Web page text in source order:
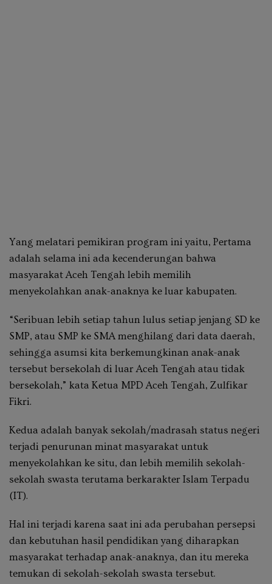
Yang melatari pemikiran program ini yaitu, Pertama
adalah selama ini ada kecenderungan bahwa
masyarakat Aceh Tengah lebih memilih
menyekolahkan anak-anaknya ke luar kabupaten.
“Seribuan lebih setiap tahun lulus setiap jenjang SD ke
SMP, atau SMP ke SMA menghilang dari data daerah,
sehingga asumsi kita berkemungkinan anak-anak
tersebut bersekolah di luar Aceh Tengah atau tidak
bersekolah,” kata Ketua MPD Aceh Tengah, Zulfikar
Fikri.
Kedua adalah banyak sekolah/madrasah status negeri
terjadi penurunan minat masyarakat untuk
menyekolahkan ke situ, dan lebih memilih sekolah-
sekolah swasta terutama berkarakter Islam Terpadu
(IT).
Hal ini terjadi karena saat ini ada perubahan persepsi
dan kebutuhan hasil pendidikan yang diharapkan
masyarakat terhadap anak-anaknya, dan itu mereka
temukan di sekolah-sekolah swasta tersebut.